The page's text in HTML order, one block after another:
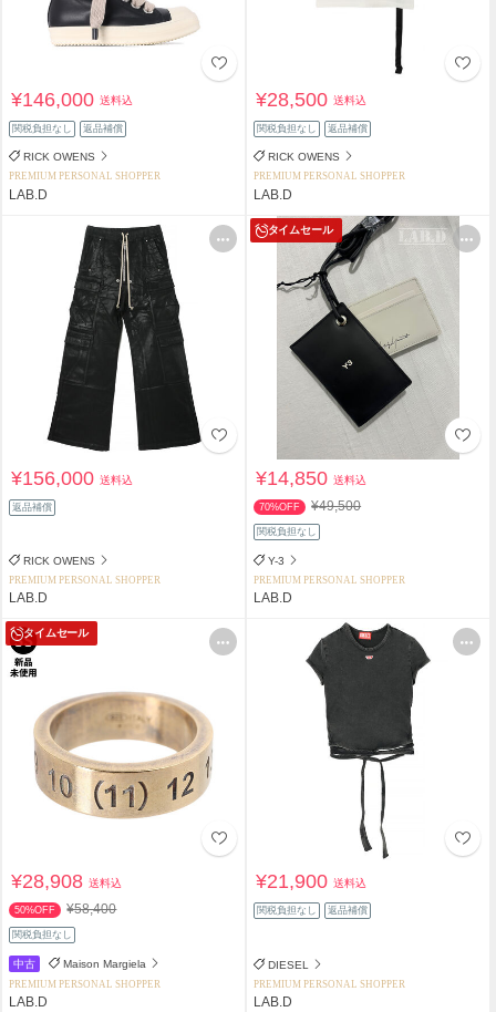
¥146,000送料込
関税負担なし 返品補償
RICK OWENS
PREMIUM PERSONAL SHOPPER
LAB.D
¥28,500送料込
関税負担なし 返品補償
RICK OWENS
PREMIUM PERSONAL SHOPPER
LAB.D
¥156,000送料込
返品補償
RICK OWENS
PREMIUM PERSONAL SHOPPER
LAB.D
タイムセール
¥14,850送料込
70%OFF ¥49,500
関税負担なし
Y-3
PREMIUM PERSONAL SHOPPER
LAB.D
タイムセール
¥28,908送料込
50%OFF ¥58,400
関税負担なし
中古 Maison Margiela
PREMIUM PERSONAL SHOPPER
LAB.D
¥21,900送料込
関税負担なし 返品補償
DIESEL
PREMIUM PERSONAL SHOPPER
LAB.D